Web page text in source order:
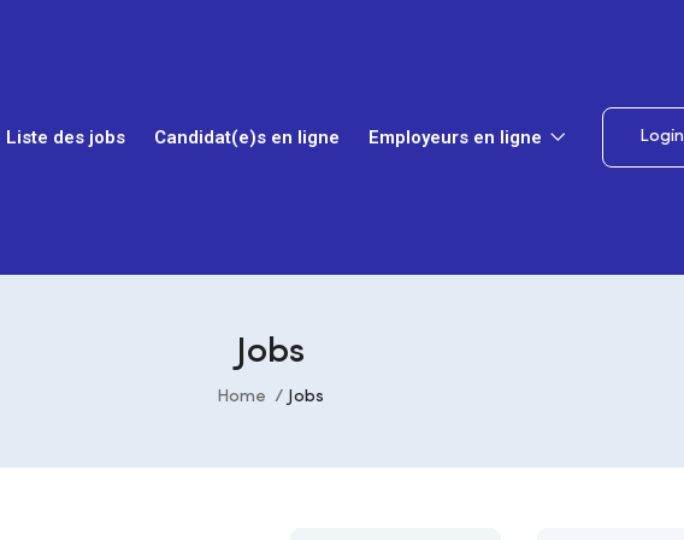
Liste des jobs Candidat(e)s en ligne Employeurs en ligne Login
Jobs
Home Jobs